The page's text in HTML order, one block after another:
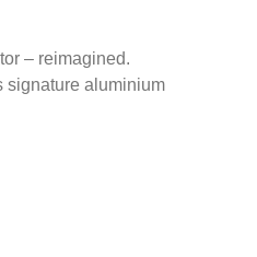
– reimagined.
signature aluminium